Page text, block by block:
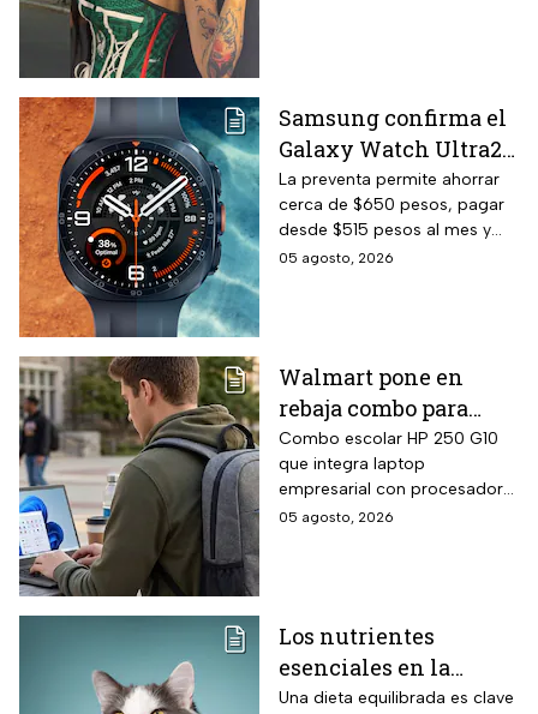
Samsung confirma el
Galaxy Watch Ultra2
en México y la
preventa termina el
20 de agosto de 2026:
precio oficial y cómo
La preventa permite ahorrar
cerca de $650 pesos, pagar
desde $515 pesos al mes y
obtener una correa de regalo
05 agosto, 2026
Walmart pone en
rebaja combo para
regreso a clases:
laptop HP 256GB SSD +
mochila con hasta 12
MSI
Combo escolar HP 250 G10
que integra laptop
empresarial con procesador
Intel Core i3-N305 de 8
sistema operativo Windows 11
Home en español y mochila
HP incluida directamente en el
05 agosto, 2026
Los nutrientes
esenciales en la
alimentación de tu
Una dieta equilibrada es clave